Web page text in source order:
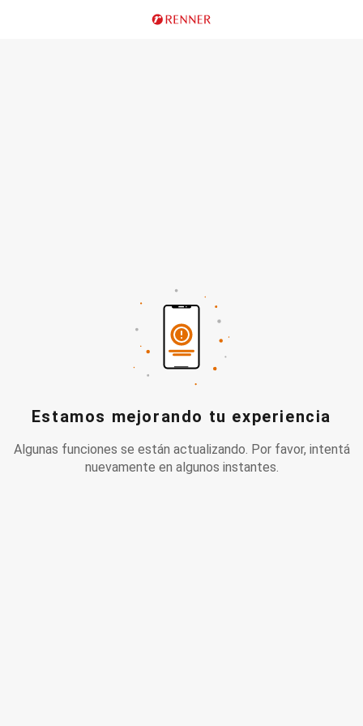
Estamos mejorando tu experiencia
Algunas funciones se están actualizando. Por favor, intentá
nuevamente en algunos instantes.